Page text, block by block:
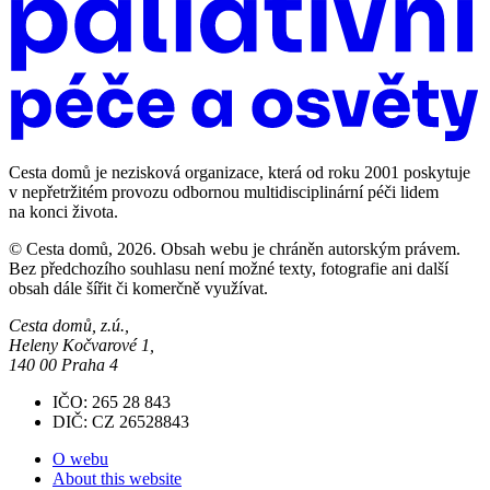
Cesta domů je nezisková organizace, která od roku 2001 poskytuje
v nepřetržitém provozu odbornou multidisciplinární péči lidem
na konci života.
© Cesta domů, 2026. Obsah webu je chráněn autorským právem.
Bez předchozího souhlasu není možné texty, fotografie ani další
obsah dále šířit či komerčně využívat.
Cesta domů, z.ú.,
Heleny Kočvarové 1,
140 00 Praha 4
IČO: 265 28 843
DIČ: CZ 26528843
O webu
About this website